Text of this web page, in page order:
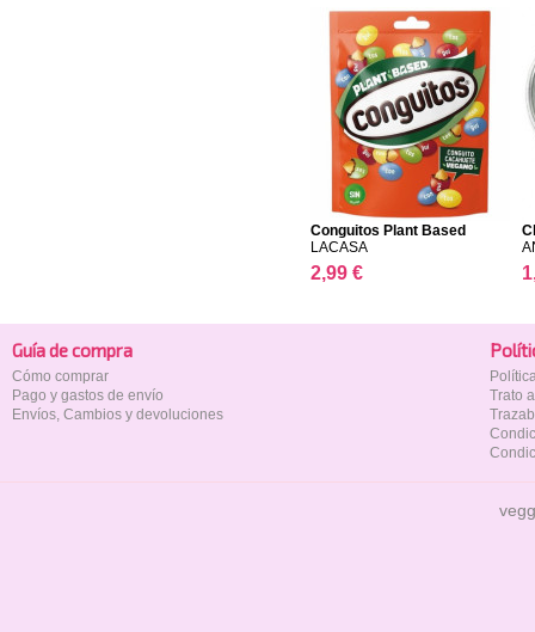
Conguitos Plant Based
LACASA
2,99 €
Guía de compra
Cómo comprar
Pago y gastos de envío
Envíos, Cambios y devoluciones
Trato